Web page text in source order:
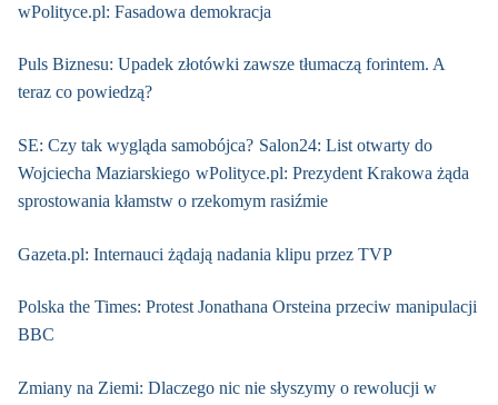
wPolityce.pl: Fasadowa demokracja
Puls Biznesu: Upadek złotówki zawsze tłumaczą forintem. A
teraz co powiedzą?
SE: Czy tak wygląda samobójca? Salon24: List otwarty do
Wojciecha Maziarskiego wPolityce.pl: Prezydent Krakowa żąda
sprostowania kłamstw o rzekomym rasiźmie
Gazeta.pl: Internauci żądają nadania klipu przez TVP
Polska the Times: Protest Jonathana Orsteina przeciw manipulacji
BBC
Zmiany na Ziemi: Dlaczego nic nie słyszymy o rewolucji w